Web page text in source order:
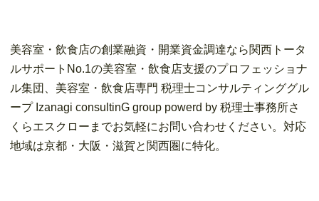
美容室・飲食店の創業融資・開業資金調達なら関西トータ
ルサポートNo.1の美容室・飲食店支援のプロフェッショナ
ル集団、美容室・飲食店専門 税理士コンサルティンググル
ープ Izanagi consultinG group powerd by 税理士事務所さ
くらエスクローまでお気軽にお問い合わせください。対応
地域は京都・大阪・滋賀と関西圏に特化。